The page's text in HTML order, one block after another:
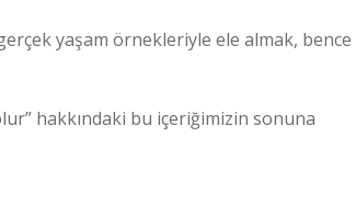
yaşam örnekleriyle ele almak, bence
hakkındaki bu içeriğimizin sonuna